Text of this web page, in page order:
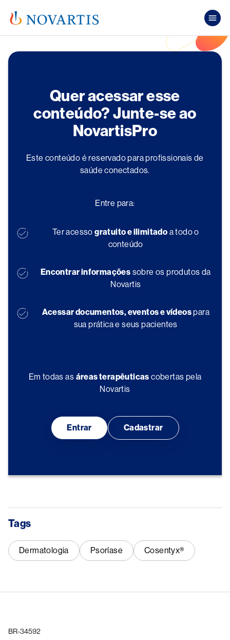
Quer acessar esse
conteúdo? Junte-se ao
NovartisPro
Este conteúdo é reservado para profissionais de
saúde conectados.
Entre para:
Ter acessogratuito e ilimitado a todo o
conteúdo
Encontrar informações sobre os produtos da
Novartis
Acessar documentos, eventos e vídeospara
sua prática e seus pacientes
Em todas as áreas terapêuticas cobertas pela
Novartis
Entrar Cadastrar
Tags
Dermatologia Psoríase Cosentyx®
BR-34592